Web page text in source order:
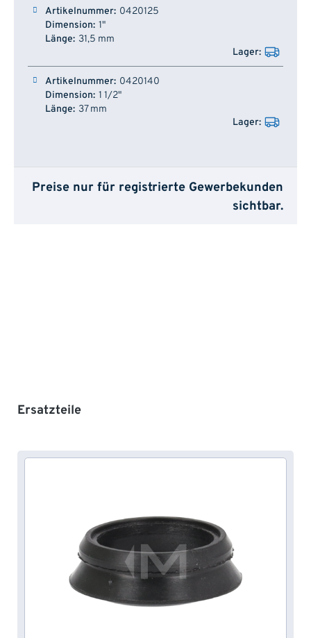
0420125
1"
31,5 mm
0420140
1 1/2"
37 mm
Preise nur für registrierte Gewerbekunden
sichtbar.
Produktgalerie überspringen
Ersatzteile